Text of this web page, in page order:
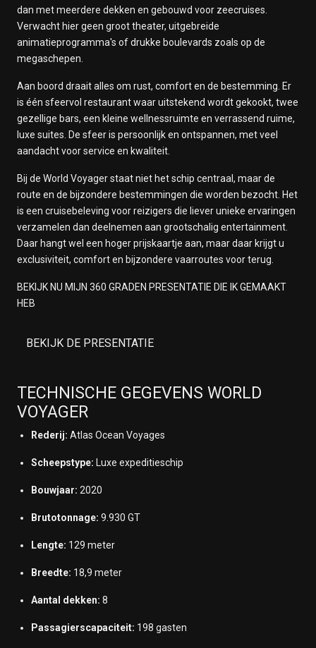
dan met meerdere dekken en gebouwd voor zeecruises.
Verwacht hier geen groot theater, uitgebreide
animatieprogramma's of drukke boulevards zoals op de
megaschepen.
Aan boord draait alles om rust, comfort en de bestemming. Er
is één sfeervol restaurant waar uitstekend wordt gekookt, twee
gezellige bars, een kleine wellnessruimte en verrassend ruime,
luxe suites. De sfeer is persoonlijk en ontspannen, met veel
aandacht voor service en kwaliteit.
Bij de World Voyager staat niet het schip centraal, maar de
route en de bijzondere bestemmingen die worden bezocht. Het
is een cruisebeleving voor reizigers die liever unieke ervaringen
verzamelen dan deelnemen aan grootschalig entertainment.
Daar hangt wel een hoger prijskaartje aan, maar daar krijgt u
exclusiviteit, comfort en bijzondere vaarroutes voor terug.
BEKIJK NU MIJN 360 GRADEN PRESENTATIE DIE IK GEMAAKT
HEB
BEKIJK DE PRESENTATIE
TECHNISCHE GEGEVENS WORLD
VOYAGER
Rederij: Atlas Ocean Voyages
Scheepstype: Luxe expeditieschip
Bouwjaar: 2020
Brutotonnage: 9.930 GT
Lengte: 129 meter
Breedte: 18,9 meter
Aantal dekken: 8
Passagierscapaciteit: 198 gasten